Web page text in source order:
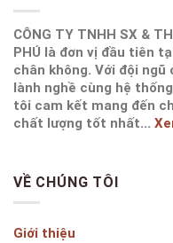
CÔNG TY TNHH SX &
PHÚ là đơn vị đầu tiên
chân không. Với đội
lành nghề cùng hệ
tôi cam kết mang đến
chất lượng tốt nhất...
VỀ CHÚNG TÔI
Giới thiệu